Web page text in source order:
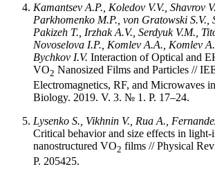
Kamantsev A.P., Koledov V.V., Shavrov
Parkhomenko M.P., von Gratowski S.V.,
Pakizeh T., Irzhak A.V., Serdyuk V.M.,
Novoselova I.P., Komlev A.A., Komlev
Bychkov I.V. Interaction of Optical and
VO2 Nanosized Films and Particles //
Electromagnetics, RF, and Microwaves
Biology. 2019. V. 3. № 1. P. 17–24.
Lysenko S., Vikhnin V., Rua A.,
Critical behavior and size effects in
nanostructured VO2 films // Physical
P. 205425.